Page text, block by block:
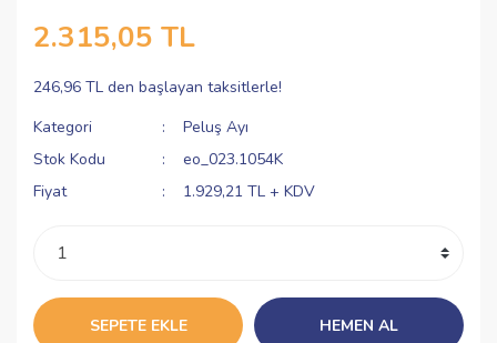
2.315,05 TL
246,96 TL den başlayan taksitlerle!
Kategori
Peluş Ayı
Stok Kodu
eo_023.1054K
Fiyat
1.929,21 TL + KDV
SEPETE EKLE HEMEN AL